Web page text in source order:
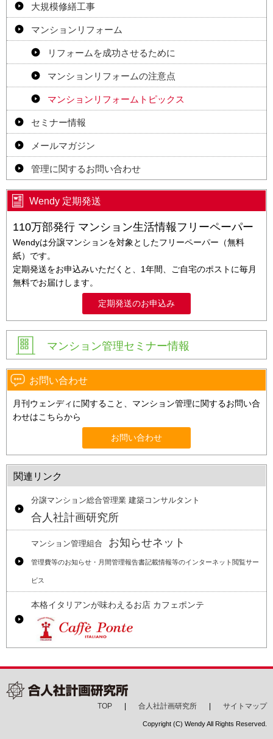
大規模修繕工事
マンションリフォーム
リフォームを成功させるために
マンションリフォームの注意点
マンションリフォームトピックス
セミナー情報
メールマガジン
管理に関するお問い合わせ
Wendy 定期発送
110万部発行 マンション生活情報フリーペーパー
Wendyは分譲マンションを対象としたフリーペーパー（無料
紙）です。
定期発送をお申込みいただくと、1年間、ご自宅のポストに毎月
無料でお届けします。
定期発送のお申込み
マンション管理セミナー情報
お問い合わせ
月刊ウェンディに関すること、マンション管理に関するお問い合
わせはこちらから
お問い合わせ
関連リンク
分譲マンション総合管理業 建築コンサルタント
合人社計画研究所
マンション管理組合 お知らせネット
管理費等のお知らせ・月間管理報告書記載情報等のインターネット閲覧サー
ビス
本格イタリアンが味わえるお店 カフェポンテ
TOP 合人社計画研究所 サイトマップ
Copyright (C) Wendy All Rights Reserved.